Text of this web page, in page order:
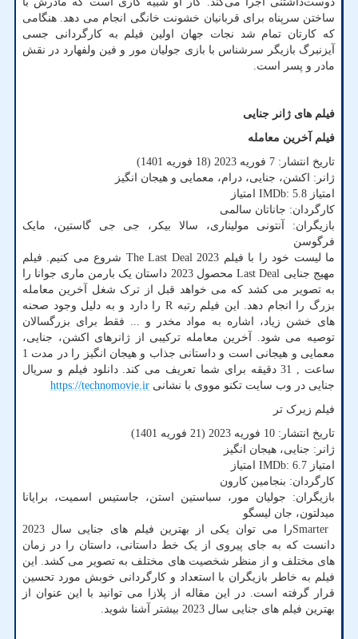
ساختن سرپناه برای قربانیان خشونت خانگی انجام می دهد. هنگامی
که کارتان تمام شد نجات جهان اولین فیلم به کارگردانی جسی
آیزنبرگ بازیگر سرشناس با بازی جولیان مور و فین ولفهارد در نقش
مادر و پسر است.
فیلم های ژانر جنایی
فیلم آخرین معامله
تاریخ انتشار: 7 فوریه 2023 (18 فوریه 1401)
ژانر: اکشن، جنایی، درام، معمایی و هیجان انگیز
امتیاز IMDb: 5.8 امتیاز
کارگردان: جاناتان سالمی
بازیگران: آنتونی مولیناری، سالا بیکر، جی جی گاستین، مایک
فرگوسن
ما لیست خود را با فیلم 2023
The Last Deal شروع می کنیم. فیلم
مهیج جنایی Last Deal
محصول 2023 داستان یک بارمن ماری جوانا را
به تصویر می کشد که می خواهد قبل از ترک شغل آخرین معامله
بزرگ را انجام دهد. این فیلم رتبه R را دارد و به دلیل وجود صحنه
های خشن زیاد، اشاره به مواد مخدر و ... فقط برای بزرگسالان
توصیه می شود. آخرین معامله ترکیبی از ژانرهای اکشن، جنایی،
معمایی و هیجانی است و داستانی جذاب و هیجان انگیز را در مدت 1
ساعت , 31 دقیقه برای شما تعریف می کند. دانلود فیلم و سریال
جنایی در وب سایت تکنو مووی با نشانی https://technomovie.ir
فیلم زیرک تر
تاریخ انتشار: 10 فوریه 2023 (21 فوریه 1401)
ژانر: جنایی، هیجان انگیز
امتیاز IMDb: 6.7 امتیاز
کارگردان: بنجامین کارون
بازیگران: جولیان مور، سباستین استن، جاستیس اسمیت، برایانا
میدلتون، جان لیسگو
Smarter
را می توان یکی از بهترین فیلم های جنایی سال 2023
دانست که به جای پیروی از یک خط داستانی، داستان را در زمان
های مختلف و از منظر شخصیت های مختلف به تصویر می کشد. این
فیلم به خاطر بازیگران با استعداد و کارگردانی خوبش مورد تحسین
قرار گرفته است. در این مقاله از پلازا می توانید با این عنوان از
بهترین فیلم های جنایی سال 2023 بیشتر آشنا شوید.